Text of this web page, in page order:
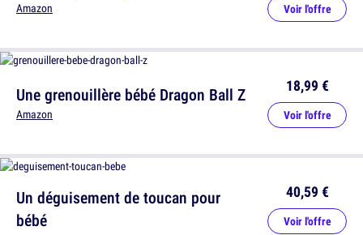
Une grenouillère bébé Dragon Ball Z
Amazon
18,99 €
Voir l'offre
Amazon Voir l'offre
Un déguisement de toucan pour
bébé
40,59 €
Voir l'offre